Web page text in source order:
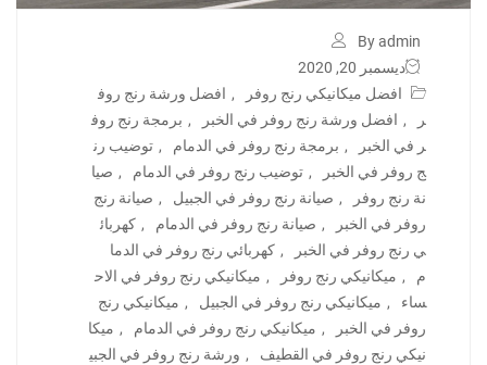
By admin
ديسمبر 20, 2020
افضل ميكانيكي رنج روفر
, افضل ورشة رنج روف
ر
, افضل ورشة رنج روفر في الخبر , برمجة رنج روف
ر في الخبر
, برمجة رنج روفر في الدمام , توضيب رن
ج روفر في الخبر
, توضيب رنج روفر في الدمام , صيا
نة رنج روفر
, صيانة رنج روفر في الجبيل , صيانة رنج
روفر في الخبر
, صيانة رنج روفر في الدمام , كهربائ
ي رنج روفر في الخبر
, كهربائي رنج روفر في الدما
م
, ميكانيكي رنج روفر , ميكانيكي رنج روفر في الاح
ساء
, ميكانيكي رنج روفر في الجبيل , ميكانيكي رنج
روفر في الخبر
, ميكانيكي رنج روفر في الدمام , ميكا
نيكي رنج روفر في القطيف
, ورشة رنج روفر في الجبي